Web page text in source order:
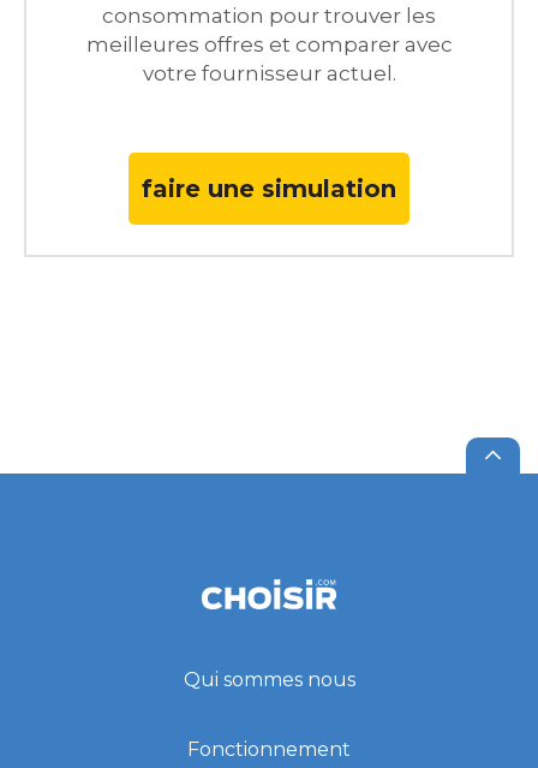
consommation pour trouver les
meilleures offres et comparer avec
votre fournisseur actuel.
faire une simulation
Qui sommes nous
Fonctionnement